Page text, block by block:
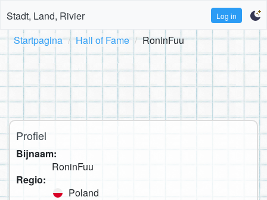
Stadt, Land, Rivier Log in
Startpagina Hall of Fame RoninFuu
Profiel
Bijnaam:
RoninFuu
Regio:
Poland